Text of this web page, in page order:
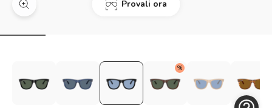
Prenota un test della vista gratuito
Controllo visivo
Carta fedeltà
Provali ora
%